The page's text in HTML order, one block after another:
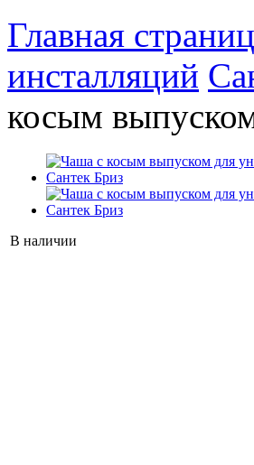
Главная
инсталляций
косым
В наличии